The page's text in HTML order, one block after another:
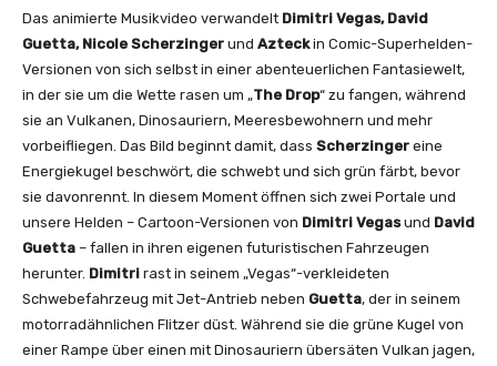
Das animierte Musikvideo verwandelt Dimitri Vegas, David
Guetta, Nicole Scherzinger und Azteckin Comic-Superhelden-
Versionen von sich selbst in einer abenteuerlichen Fantasiewelt,
in der sie um die Wette rasen um „The Drop“ zu fangen, während
sie an Vulkanen, Dinosauriern, Meeresbewohnern und mehr
vorbeifliegen. Das Bild beginnt damit, dass Scherzinger eine
Energiekugel beschwört, die schwebt und sich grün färbt, bevor
sie davonrennt. In diesem Moment öffnen sich zwei Portale und
unsere Helden – Cartoon-Versionen von Dimitri Vegasund David
Guetta – fallen in ihren eigenen futuristischen Fahrzeugen
herunter. Dimitri rast in seinem „Vegas“-verkleideten
Schwebefahrzeug mit Jet-Antrieb neben Guetta, der in seinem
motorradähnlichen Flitzer düst. Während sie die grüne Kugel von
einer Rampe über einen mit Dinosauriern übersäten Vulkan jagen,